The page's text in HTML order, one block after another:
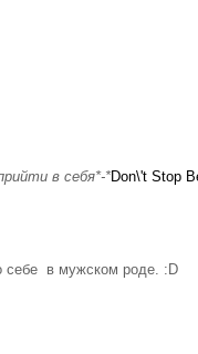
в себя*-*Don\'t Stop
себе в мужском роде. :D